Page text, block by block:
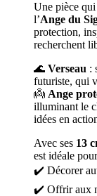
Une pièce
l’Ange du
protection,
recherchent
🌊 Verseau :
futuriste, qui
👼 Ange
illuminant le
idées en
Avec ses 13
est idéale
✔️ Décorer
✔️ Offrir aux